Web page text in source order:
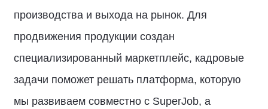
производства и выхода на рынок. Для
продвижения продукции создан
специализированный маркетплейс, кадровые
задачи поможет решать платформа, которую
мы развиваем совместно с SuperJob, а